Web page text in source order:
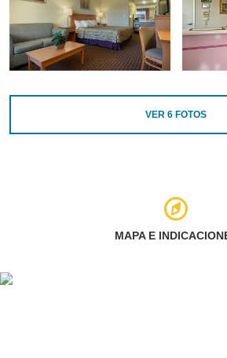
VER 6 FOTOS
MAPA E